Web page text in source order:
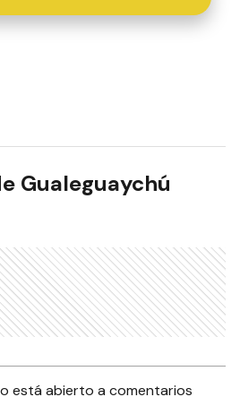
Gualeguaychú
está abierto a comentarios